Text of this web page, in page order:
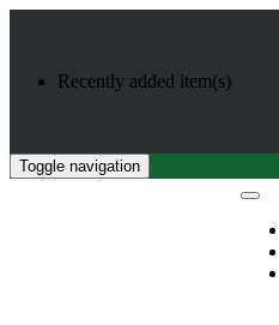
Recently added item(s)
Toggle navigation